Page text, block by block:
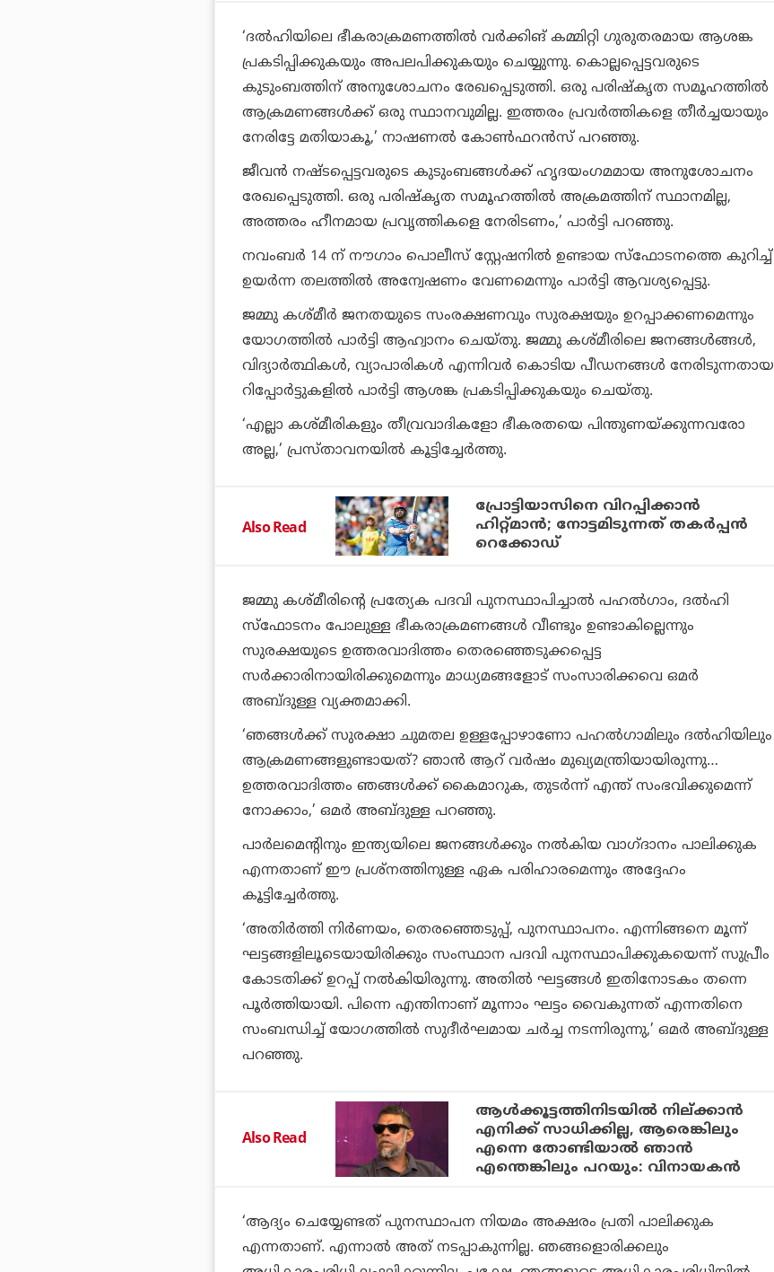
‘ദല്‍ഹിയിലെ ഭീകരാക്രമണത്തില്‍ വര്‍ക്കിങ് കമ്മിറ്റി ഗുരുതരമായ ആശങ്ക
പ്രകടിപ്പിക്കുകയും അപലപിക്കുകയും ചെയ്യുന്നു. കൊല്ലപ്പെട്ടവരുടെ
കുടുംബത്തിന് അനുശോചനം രേഖപ്പെടുത്തി. ഒരു പരിഷ്‌കൃത സമൂഹത്തില്‍
ആക്രമണങ്ങള്‍ക്ക് ഒരു സ്ഥാനവുമില്ല. ഇത്തരം പ്രവര്‍ത്തികളെ തീര്‍ച്ചയായും
നേരിട്ടേ മതിയാകൂ,’ നാഷണല്‍ കോണ്‍ഫറന്‍സ് പറഞ്ഞു.
ജീവന്‍ നഷ്ടപ്പെട്ടവരുടെ കുടുംബങ്ങള്‍ക്ക് ഹൃദയംഗമമായ അനുശോചനം
രേഖപ്പെടുത്തി. ഒരു പരിഷ്‌കൃത സമൂഹത്തില്‍ അക്രമത്തിന് സ്ഥാനമില്ല,
അത്തരം ഹീനമായ പ്രവൃത്തികളെ നേരിടണം,’ പാര്‍ട്ടി പറഞ്ഞു.
നവംബര്‍ 14 ന് നൗഗാം പൊലീസ് സ്റ്റേഷനില്‍ ഉണ്ടായ സ്‌ഫോടനത്തെ കുറിച്ച്
ഉയര്‍ന്ന തലത്തില്‍ അന്വേഷണം വേണമെന്നും പാര്‍ട്ടി ആവശ്യപ്പെട്ടു.
ജമ്മു കശ്മീര്‍ ജനതയുടെ സംരക്ഷണവും സുരക്ഷയും ഉറപ്പാക്കണമെന്നും
യോഗത്തില്‍ പാര്‍ട്ടി ആഹ്വാനം ചെയ്തു. ജമ്മു കശ്മീരിലെ ജനങ്ങള്‍ങ്ങള്‍,
വിദ്യാര്‍ത്ഥികള്‍, വ്യാപാരികള്‍ എന്നിവര്‍ കൊടിയ പീഡനങ്ങള്‍ നേരിടുന്നതായ
റിപ്പോര്‍ട്ടുകളില്‍ പാര്‍ട്ടി ആശങ്ക പ്രകടിപ്പിക്കുകയും ചെയ്തു.
‘എല്ലാ കശ്മീരികളും തീവ്രവാദികളോ ഭീകരതയെ പിന്തുണയ്ക്കുന്നവരോ
അല്ല,’ പ്രസ്താവനയില്‍ കൂട്ടിച്ചേര്‍ത്തു.
Also Read
പ്രോട്ടിയാസിനെ വിറപ്പിക്കാന്‍
ഹിറ്റ്മാന്‍; നോട്ടമിടുന്നത് തകര്‍പ്പന്‍
റെക്കോഡ്
ജമ്മു കശ്മീരിന്റെ പ്രത്യേക പദവി പുനസ്ഥാപിച്ചാല്‍ പഹല്‍ഗാം, ദല്‍ഹി
സ്‌ഫോടനം പോലുള്ള ഭീകരാക്രമണങ്ങള്‍ വീണ്ടും ഉണ്ടാകില്ലെന്നും
സുരക്ഷയുടെ ഉത്തരവാദിത്തം തെരഞ്ഞെടുക്കപ്പെട്ട
സര്‍ക്കാരിനായിരിക്കുമെന്നും മാധ്യമങ്ങളോട് സംസാരിക്കവെ ഒമര്‍
അബ്ദുള്ള വ്യക്തമാക്കി.
‘ഞങ്ങള്‍ക്ക് സുരക്ഷാ ചുമതല ഉള്ളപ്പോഴാണോ പഹല്‍ഗാമിലും ദല്‍ഹിയിലും
ആക്രമണങ്ങളുണ്ടായത്? ഞാന്‍ ആറ് വര്‍ഷം മുഖ്യമന്ത്രിയായിരുന്നു…
ഉത്തരവാദിത്തം ഞങ്ങള്‍ക്ക് കൈമാറുക, തുടര്‍ന്ന് എന്ത് സംഭവിക്കുമെന്ന്
നോക്കാം,’ ഒമര്‍ അബ്ദുള്ള പറഞ്ഞു.
പാര്‍ലമെന്റിനും ഇന്ത്യയിലെ ജനങ്ങള്‍ക്കും നല്‍കിയ വാഗ്ദാനം പാലിക്കുക
എന്നതാണ് ഈ പ്രശ്‌നത്തിനുള്ള ഏക പരിഹാരമെന്നും അദ്ദേഹം
കൂട്ടിച്ചേര്‍ത്തു.
‘അതിര്‍ത്തി നിര്‍ണയം, തെരഞ്ഞെടുപ്പ്, പുനസ്ഥാപനം. എന്നിങ്ങനെ മൂന്ന്
ഘട്ടങ്ങളിലൂടെയായിരിക്കും സംസ്ഥാന പദവി പുനസ്ഥാപിക്കുകയെന്ന് സുപ്രീം
കോടതിക്ക് ഉറപ്പ് നല്‍കിയിരുന്നു. അതില്‍ ഘട്ടങ്ങള്‍ ഇതിനോടകം തന്നെ
പൂര്‍ത്തിയായി. പിന്നെ എന്തിനാണ് മൂന്നാം ഘട്ടം വൈകുന്നത് എന്നതിനെ
സംബന്ധിച്ച് യോഗത്തില്‍ സുദീര്‍ഘമായ ചര്‍ച്ച നടന്നിരുന്നു,’ ഒമര്‍ അബ്ദുള്ള
പറഞ്ഞു.
Also Read
ആള്‍ക്കൂട്ടത്തിനിടയില്‍ നില്ക്കാന്‍
എനിക്ക് സാധിക്കില്ല, ആരെങ്കിലും
എന്നെ തോണ്ടിയാല്‍ ഞാന്‍
എന്തെങ്കിലും പറയും: വിനായകന്‍
‘ആദ്യം ചെയ്യേണ്ടത് പുനസ്ഥാപന നിയമം അക്ഷരം പ്രതി പാലിക്കുക
എന്നതാണ്. എന്നാല്‍ അത് നടപ്പാകുന്നില്ല. ഞങ്ങളൊരിക്കലും